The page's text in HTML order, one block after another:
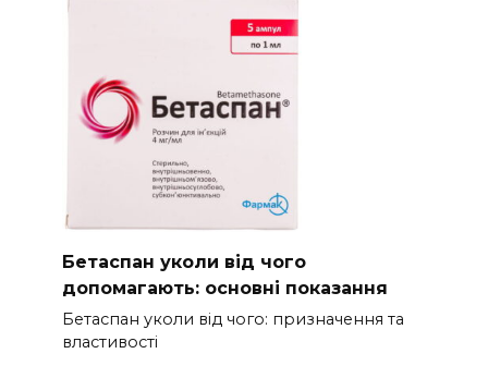
Бетаспан уколи від чого
допомагають: основні показання
Бетаспан уколи від чого: призначення та
властивості